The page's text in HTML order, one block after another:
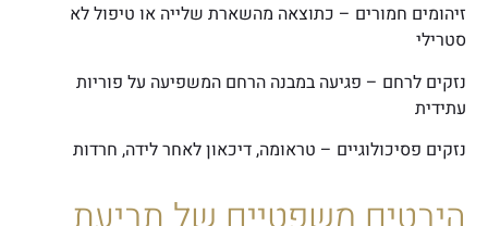
זיהומים חמורים – כתוצאה מהשארת שלייה או טיפול לא
סטרילי
נזקים לרחם – פגיעה במבנה הרחם המשפיעה על פוריות
עתידית
נזקים פסיכולוגיים – טראומה, דיכאון לאחר לידה, חרדות